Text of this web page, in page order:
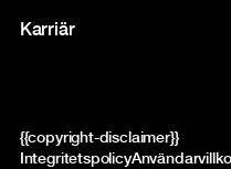
Karriär
{{copyright-disclaimer}}
Integritetspolicy